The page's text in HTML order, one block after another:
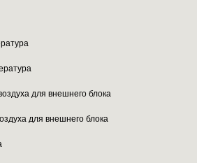
для внешнего блока
для внешнего блока